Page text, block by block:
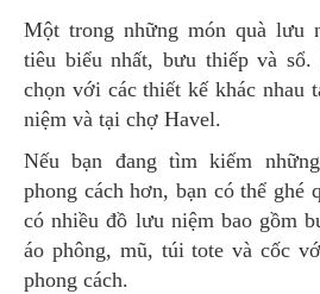
Một trong những món quà lưu niệm truyền thống và
tiêu biểu nhất, bưu thiếp và
chọn với các thiết kế khác nhau
niệm và tại chợ Havel.
Nếu bạn đang tìm kiếm những món quà lưu niệm
phong cách hơn, bạn có thể ghé
có nhiều đồ lưu niệm bao gồm
áo phông, mũ, túi tote và cốc
phong cách.